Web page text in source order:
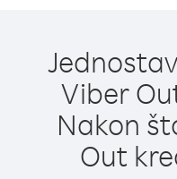
Viber
Nakon
Out